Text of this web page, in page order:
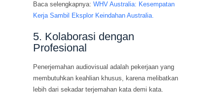
Baca selengkapnya:WHV Australia: Kesempatan
Kerja Sambil Eksplor Keindahan Australia.
5. Kolaborasi dengan
Profesional
Penerjemahan audiovisual adalah pekerjaan yang
membutuhkan keahlian khusus, karena melibatkan
lebih dari sekadar terjemahan kata demi kata.